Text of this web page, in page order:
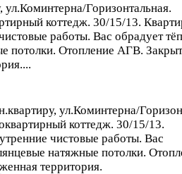
Горизонталь­­ная.
коттедж. 30/15/13.
работы. Вас обрадует
потолки. Отопление АГВ.
ул.Коминтерна/
коттедж. 30/15/13.
чистовые работы. Вас
натяжные потолки.
территория.